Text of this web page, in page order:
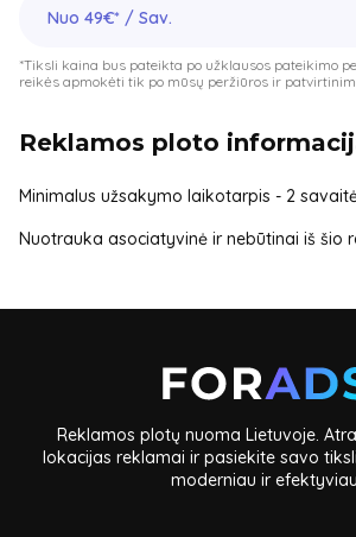
Nuo 49€* / Sav.
*Tiksli kaina bus pateikta po užklausos pateikimo
reikės apmokėti tik po mūsų peržiūros ir
Reklamos ploto
Minimalus užsakymo laikotarpis - 2
Nuotrauka asociatyvinė ir nebūtinai iš šio
Reklamos plotų nuoma Lietuvoje.
lokacijas reklamai ir pasiekite savo
moderniau ir